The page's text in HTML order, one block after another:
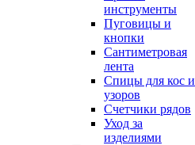
инструменты
Пуговицы и
кнопки
Сантиметровая
лента
Спицы для кос и
узоров
Счетчики рядов
Уход за
изделиями